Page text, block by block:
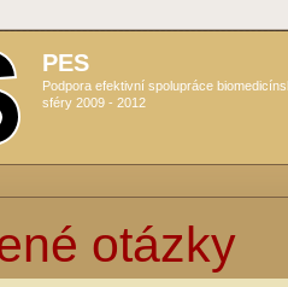
PES
Podpora efektivní spolupráce
sféry 2009 - 2012
otázky